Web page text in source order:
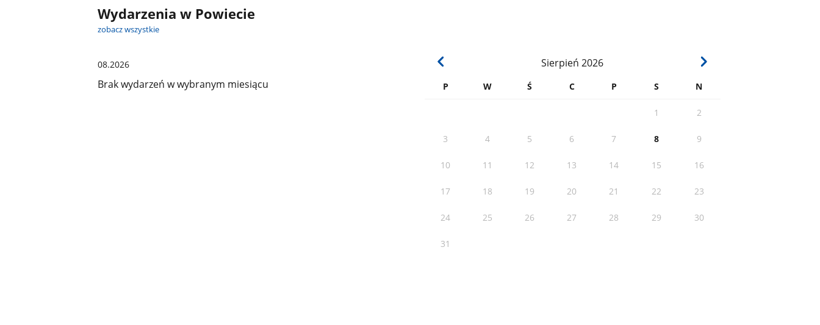
Wydarzenia w Powiecie
zobacz wszystkie
Sierpień 2026
P W Ś C P S N
1 2
3 4 5 6 7 8 9
10 11 12 13 14 15 16
17 18 19 20 21 22 23
24 25 26 27 28 29 30
31
08.2026
Brak wydarzeń w wybranym miesiącu